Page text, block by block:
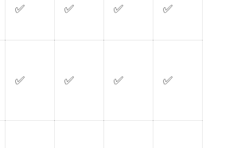
✅ ✅ ✅ ✅
✅ ✅ ✅ ✅